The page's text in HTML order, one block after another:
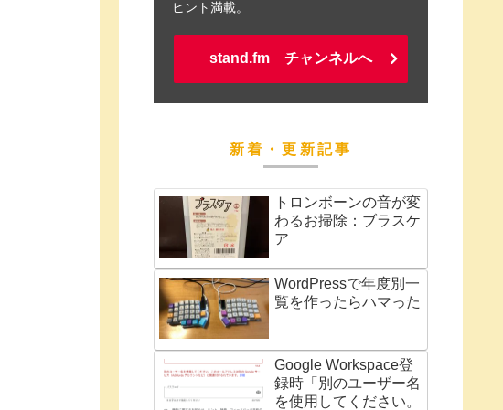
ヒント満載。
stand.fm チャンネルへ
新着・更新記事
トロンボーンの音が変
わるお掃除：ブラスケ
ア
WordPressで年度別一
覧を作ったらハマった
Google Workspace登
録時「別のユーザー名
を使用してください。